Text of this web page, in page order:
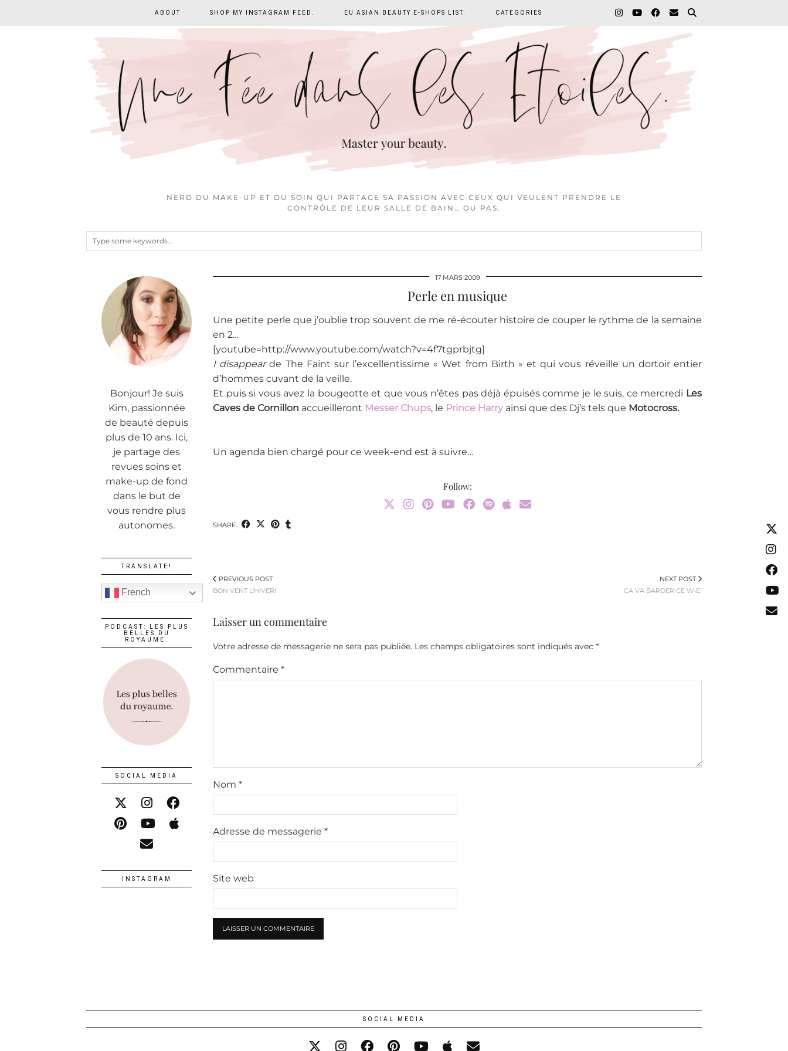
NERD DU MAKE-UP ET DU SOIN QUI PARTAGE SA PASSION AVEC CEUX QUI VEULENT PRENDRE LE
CONTRÔLE DE LEUR SALLE DE BAIN… OU PAS.
ABOUT SHOP MY INSTAGRAM FEED. EU ASIAN BEAUTY E-SHOPS LIST. CATEGORIES
17 MARS 2009
Perle en musique
Une petite perle que j’oublie trop souvent de me ré-écouter histoire de couper le rythme de la semaine
en 2…
[youtube=http://www.youtube.com/watch?v=4f7tgprbjtg]
I disappearde The Faint sur l’excellentissime « Wet from Birth » et qui vous réveille un dortoir entier
d’hommes cuvant de la veille.
Et puis si vous avez la bougeotte et que vous n’êtes pas déjà épuisés comme je le suis, ce mercredi Les
Caves de Cornillon accueilleront Messer Chups, le Prince Harry ainsi que des Dj’s tels que Motocross.
Un agenda bien chargé pour ce week-end est à suivre…
Follow:
SHARE:
PREVIOUS POST
BON VENT L'HIVER!
NEXT POST
CA VA BARDER CE W-E!
Laisser un commentaire
Votre adresse de messagerie ne sera pas publiée. Les champs obligatoires sont indiqués avec *
Commentaire *
Nom *
Adresse de messagerie *
Site web
Bonjour! Je suis
Kim, passionnée
de beauté depuis
plus de 10 ans. Ici,
je partage des
revues soins et
make-up de fond
dans le but de
vous rendre plus
autonomes.
TRANSLATE!
French
PODCAST: LES PLUS
BELLES DU
ROYAUME.
SOCIAL MEDIA
INSTAGRAM
SOCIAL MEDIA